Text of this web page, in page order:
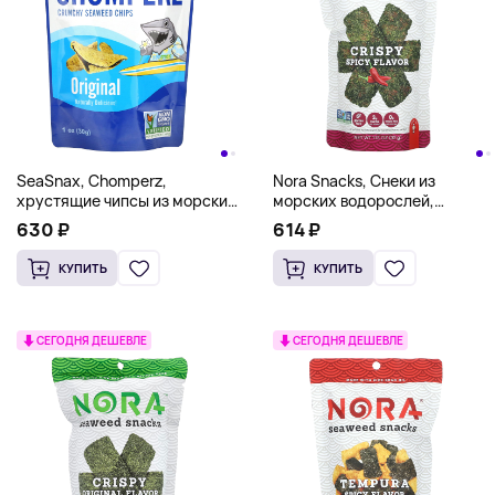
SeaSnax, Chomperz,
хрустящие чипсы из морских
водорослей, оригинальный
вкус, 1 унция (30 г)
630 ₽
КУПИТЬ
Nora Snacks, Снеки из
морских водорослей,
хрустящие, пряные, 32 г (1,13
унции)
614 ₽
КУПИТЬ
СЕГОДНЯ ДЕШЕВЛЕ СЕГОДНЯ ДЕШЕВЛЕ